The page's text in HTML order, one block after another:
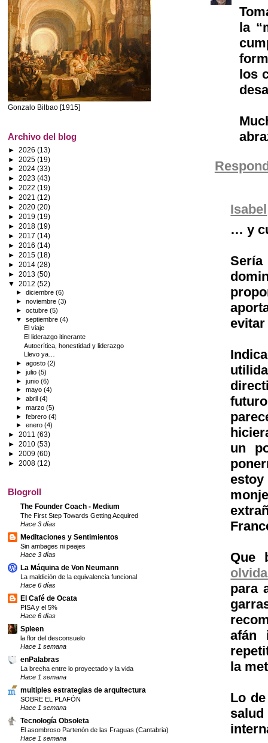
la
los
Isabel
… y
evitar
un
Que
para
afán
la
Lo
Gonzalo Bilbao [1915]
Archivo del blog
► 2026 (13)
► 2025 (19)
► 2024 (33)
► 2023 (43)
► 2022 (19)
► 2021 (12)
► 2020 (20)
► 2019 (19)
► 2018 (19)
► 2017 (14)
► 2016 (14)
► 2015 (18)
► 2014 (28)
► 2013 (50)
▼ 2012 (52)
►diciembre(6)
►noviembre(3)
►octubre(5)
▼septiembre(4)
El viaje
El liderazgo itinerante
Autocrítica, honestidad y liderazgo
Llevo ya…
►agosto(2)
►julio(5)
►junio(6)
►mayo(4)
►abril(4)
►marzo(5)
►febrero(4)
►enero(4)
► 2011 (63)
► 2010 (53)
► 2009 (60)
► 2008 (12)
Blogroll
The Founder Coach - Medium
The First Step Towards Getting Acquired
Hace 3 días
Meditaciones y Sentimientos
Sin ambages ni peajes
Hace 3 días
La Máquina de Von Neumann
La maldición de la equivalencia funcional
Hace 6 días
El Café de Ocata
PISA y el 5%
Hace 6 días
Spleen
la flor del desconsuelo
Hace 1 semana
enPalabras
La brecha entre lo proyectado y la vida
Hace 1 semana
multiples estrategias de arquitectura
SOBRE EL PLAFÓN
Hace 1 semana
Tecnología Obsoleta
El asombroso Partenón de las Fraguas (Cantabria)
Hace 1 semana